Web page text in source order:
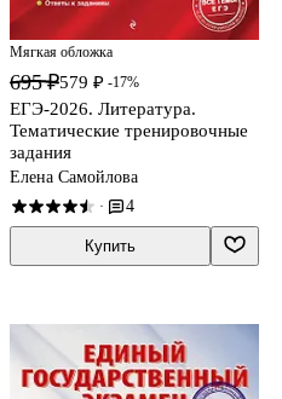
Мягкая обложка
695 ₽579 ₽ -17%
ЕГЭ-2026. Литература.
Тематические тренировочные
задания
Елена Самойлова
· 4
Купить